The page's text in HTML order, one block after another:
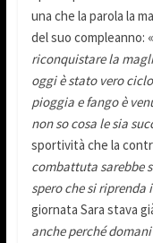
una che la parola la
del suo compleanno: «
riconquistare la
oggi è stato vero
pioggia e fango è
non so cosa le sia
sportività che la
combattuta sarebbe
spero che si riprenda
giornata Sara stava
anche perché